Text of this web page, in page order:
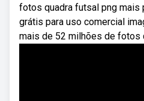
fotos quadra futsal png mais
grátis para uso comercial
mais de 52 milhões de fotos